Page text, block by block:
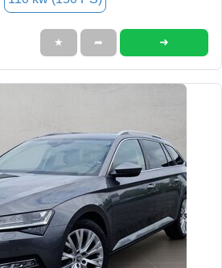
★ ➦ ➜